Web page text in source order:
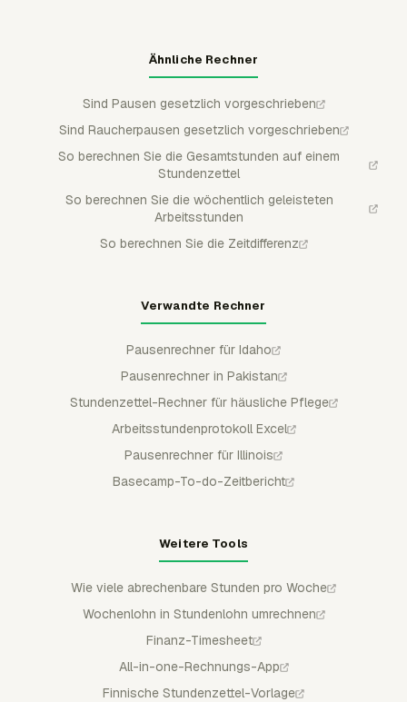
Ähnliche Rechner
Sind Pausen gesetzlich vorgeschrieben
Sind Raucherpausen gesetzlich vorgeschrieben
So berechnen Sie die Gesamtstunden auf einem
Stundenzettel
So berechnen Sie die wöchentlich geleisteten
Arbeitsstunden
So berechnen Sie die Zeitdifferenz
Verwandte Rechner
Pausenrechner für Idaho
Pausenrechner in Pakistan
Stundenzettel-Rechner für häusliche Pflege
Arbeitsstundenprotokoll Excel
Pausenrechner für Illinois
Basecamp-To-do-Zeitbericht
Weitere Tools
Wie viele abrechenbare Stunden pro Woche
Wochenlohn in Stundenlohn umrechnen
Finanz-Timesheet
All-in-one-Rechnungs-App
Finnische Stundenzettel-Vorlage